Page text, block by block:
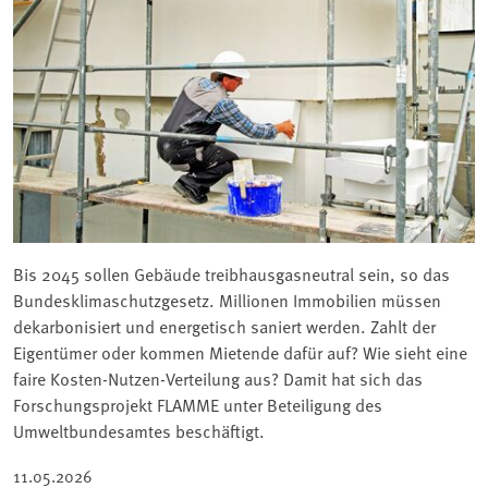
Bis 2045 sollen Gebäude treibhausgasneutral sein, so das
Bundesklimaschutzgesetz. Millionen Immobilien müssen
dekarbonisiert und energetisch saniert werden. Zahlt der
Eigentümer oder kommen Mietende dafür auf? Wie sieht eine
faire Kosten-Nutzen-Verteilung aus? Damit hat sich das
Forschungsprojekt FLAMME unter Beteiligung des
Umweltbundesamtes beschäftigt.
11.05.2026